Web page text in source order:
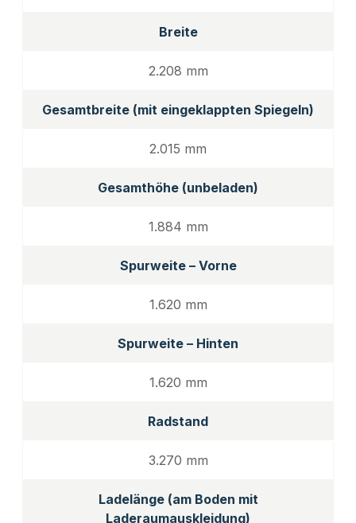
Breite
2.208 mm
Gesamtbreite (mit eingeklappten Spiegeln)
2.015 mm
Gesamthöhe (unbeladen)
1.884 mm
Spurweite – Vorne
1.620 mm
Spurweite – Hinten
1.620 mm
Radstand
3.270 mm
Ladelänge (am Boden mit
Laderaumauskleidung)